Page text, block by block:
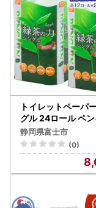
トイレットペーパ
グル 24ロール ペン
茶の力 緑茶の香り
ン 長巻き 長持ち
ンボス加工 再生紙
蓄 トイレ用品 日用
用品 静岡県 富士
静岡県富士市
(0)